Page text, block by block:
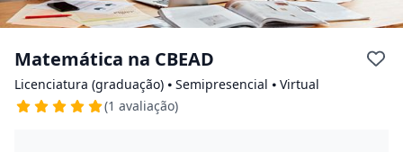
Matemática na CBEAD
Licenciatura (graduação) ⦁ Semipresencial ⦁ Virtual
(1 avaliação)